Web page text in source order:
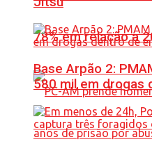
78% em relação a
Base Arpão 2:
580 mil em drogas